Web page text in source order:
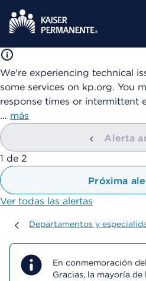
We're experiencing technical
some services on kp.org. You
response times or intermittent
… más
Alerta
mostrando
1 de 2
Próxima
Ver todas las alertas
Departamentos y
Departamentos y
En conmemoración
Gracias, la mayoría